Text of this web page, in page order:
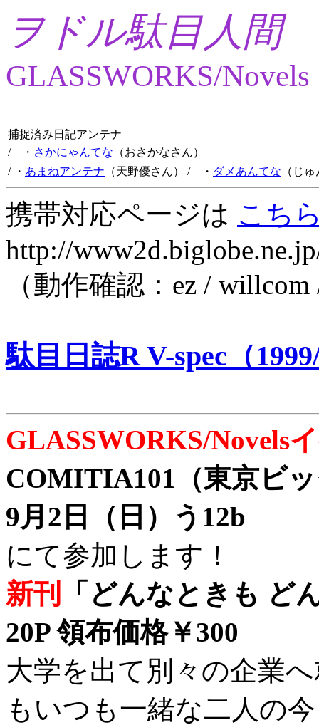
ヲドル駄目人間
GLASSWORKS/Novels
捕捉済み日記アンテナ
/ ・ さかにゃんてな （おさかなさん）
/ ・ あまねアンテナ （天野優さん） / ・ ダメあんてな （じ
携帯対応ページは こち
http://
（動作確認：ez /
駄目日誌R V-spec（
GLASSWORKS/Novels
COMITIA101（東京ビ
9月2日（日）う12b
にて参加します！
新刊
「どんなときも ど
20P 領布価格￥300
大学を出て別々の企業
もいつも一緒な二人の